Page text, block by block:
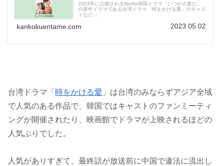
2023年に公開されるNetflix韓国ドラマ「いつかの君に」
の原作ドラマである台湾ドラマ「時をかける愛」のキャス
トなど...
kankokuentame.com 2023.05.02
台湾ドラマ「 時をかける愛 」は台湾のみならずアジア全域
で人気のある作品で、韓国ではキャストのファンミーティ
ングが開催されたり、映画館でドラマが上映されるほどの
人気ぶりでした。
人気がありすぎて、最終話が放送前に中国で違法に流出し